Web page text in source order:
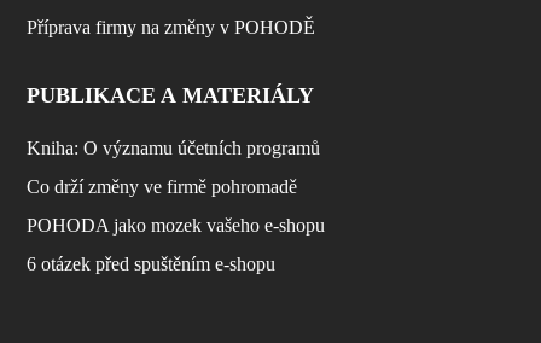
Příprava firmy na změny v POHODĚ
PUBLIKACE A MATERIÁLY
Kniha: O významu účetních programů
Co drží změny ve firmě pohromadě
POHODA jako mozek vašeho e-shopu
6 otázek před spuštěním e-shopu